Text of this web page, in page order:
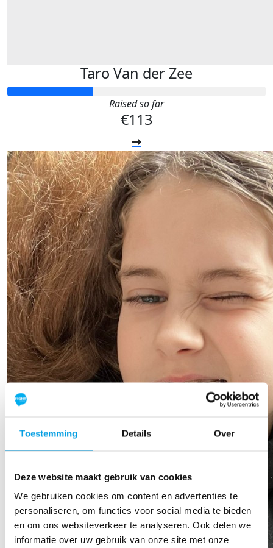
Toestemming Details Over
Deze website maakt gebruik van cookies
We gebruiken cookies om content en advertenties te
personaliseren, om functies voor social media te bieden
en om ons websiteverkeer te analyseren. Ook delen we
informatie over uw gebruik van onze site met onze
Taro Van der Zee
Raised so far
€113